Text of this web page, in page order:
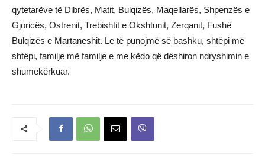
qytetarëve të Dibrës, Matit, Bulqizës, Maqellarës, Shpenzës e
Gjoricës, Ostrenit, Trebishtit e Okshtunit, Zerqanit, Fushë
Bulqizës e Martaneshit. Le të punojmë së bashku, shtëpi më
shtëpi, familje më familje e me këdo që dëshiron ndryshimin e
shumëkërkuar.